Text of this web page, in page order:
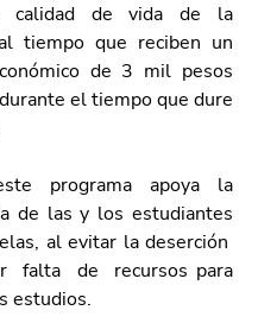
calidad de vida de la
tiempo que reciben un
de 3 mil pesos
el tiempo que dure
programa apoya la
de las y los estudiantes
al evitar la deserción
falta  de  recursos para
estudios.